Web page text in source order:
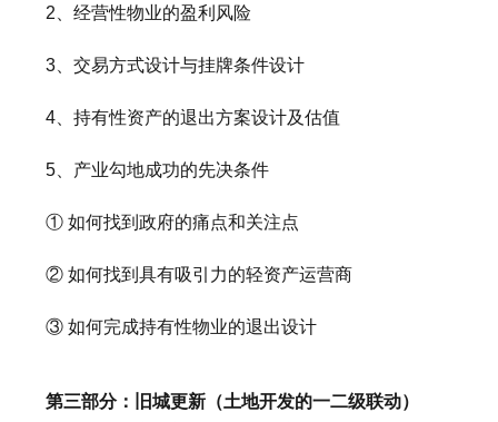
2、经营性物业的盈利风险
3、交易方式设计与挂牌条件设计
4、持有性资产的退出方案设计及估值
5、产业勾地成功的先决条件
① 如何找到政府的痛点和关注点
② 如何找到具有吸引力的轻资产运营商
③ 如何完成持有性物业的退出设计
第三部分：旧城更新（土地开发的一二级联动）